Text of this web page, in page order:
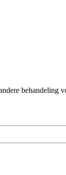
behandeling